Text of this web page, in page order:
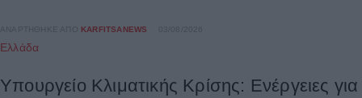
ΑΝΑΡΤΉΘΗΚΕ ΑΠΌ KARFITSANEWS
Ελλάδα
Υπουργείο Κλιματικής Κρίσης: Ενέργειες για